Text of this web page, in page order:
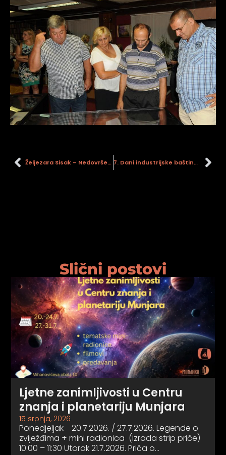
Željezara Sisak – Nedovršeni gigant 7. Dani industrijske baštine grada Siska
Slični postovi
Ljetne zanimljivosti u Centru
znanja i planetariju Munjara
15 srpnja, 2026
Ponedjeljak 20.7.2026. / 27.7.2026. Legende o
zviježđima + mini radionica (izrada strip priče)
10:00 – 11:30 Utorak 21.7.2026. Priča o…